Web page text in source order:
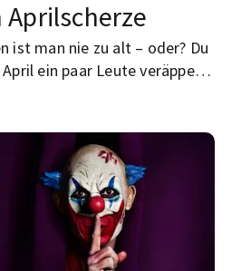
Aprilscherze
ist man nie zu alt – oder? Du
ein paar Leute veräppeln?